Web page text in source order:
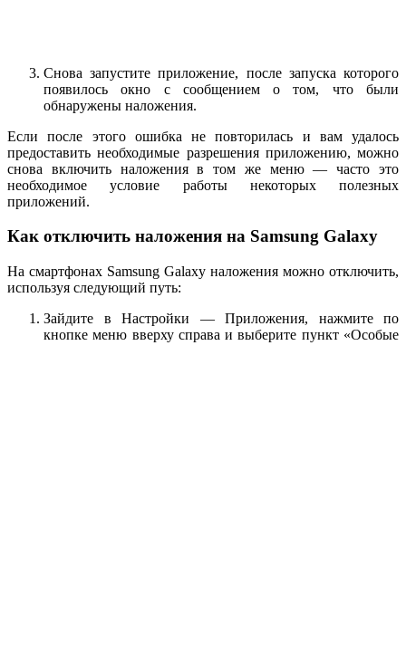
Снова запустите приложение, после запуска которого
появилось окно с сообщением о том, что были
обнаружены наложения.
Если после этого ошибка не повторилась и вам удалось
предоставить необходимые разрешения приложению, можно
снова включить наложения в том же меню — часто это
необходимое условие работы некоторых полезных
приложений.
Как отключить наложения на Samsung Galaxy
На смартфонах Samsung Galaxy наложения можно отключить,
используя следующий путь:
Зайдите в Настройки — Приложения, нажмите по
кнопке меню вверху справа и выберите пункт «Особые